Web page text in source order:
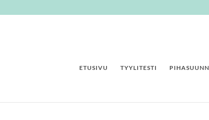
ETUSIVU TYYLITESTI